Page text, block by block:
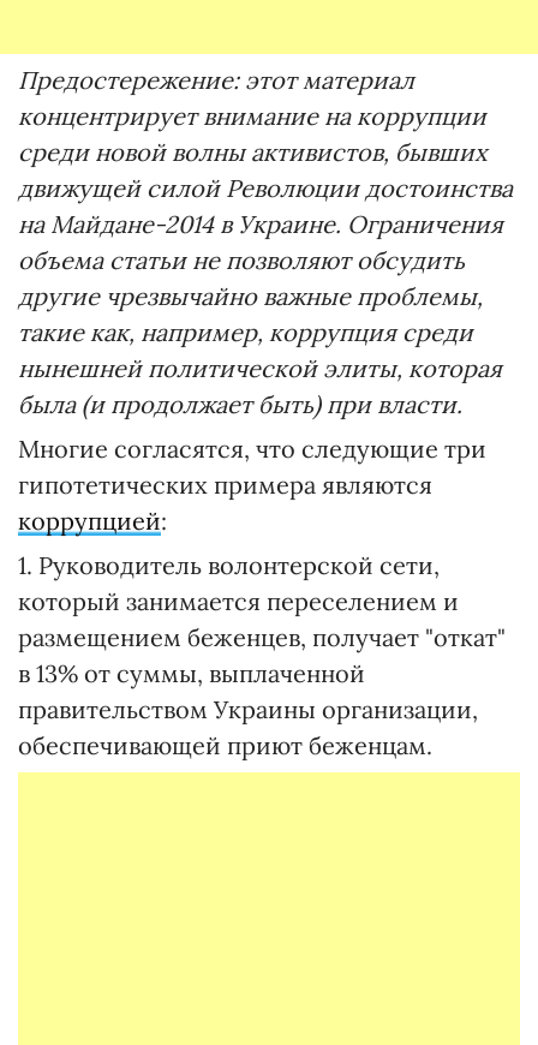
Предостережение: этот материал
концентрирует внимание на коррупции
среди новой волны активистов, бывших
движущей силой Революции достоинства
на Майдане-2014 в Украине. Ограничения
объема статьи не позволяют обсудить
другие чрезвычайно важные проблемы,
такие как, например, коррупция среди
нынешней политической элиты, которая
была (и продолжает быть) при власти.
Многие согласятся, что следующие три
гипотетических примера являются
коррупцией:
1. Руководитель волонтерской сети,
который занимается переселением и
размещением беженцев, получает "откат"
в 13% от суммы, выплаченной
правительством Украины организации,
обеспечивающей приют беженцам.